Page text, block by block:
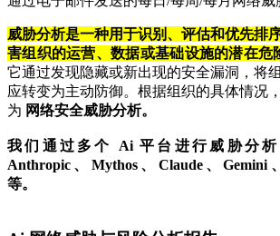
威胁分析是一种用于识别、评估和优先排
害组织的运营、数据或基础设施的潜在危
它通过发现隐藏或新出现的安全漏洞，将
应转变为主动防御。根据组织的具体情况
为 网络安全威胁分析。
我们通过多个 Ai 平台进行威胁分
Anthropic、Mythos、Claude、Gemini
等。